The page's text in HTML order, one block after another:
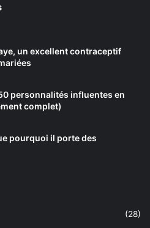
un excellent contraceptif
personnalités influentes en
complet)
pourquoi il porte des
(28)